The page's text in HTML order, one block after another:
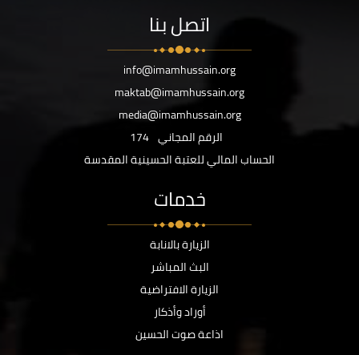
اتصل بنا
info@imamhussain.org
maktab@imamhussain.org
media@imamhussain.org
الرقم المجاني 174
الحساب المالي للعتبة الحسينية المقدسة
خدمات
الزيارة بالانابة
البث المباشر
الزيارة الافتراضية
أوراد وأذكار
اذاعة صوت الحسين